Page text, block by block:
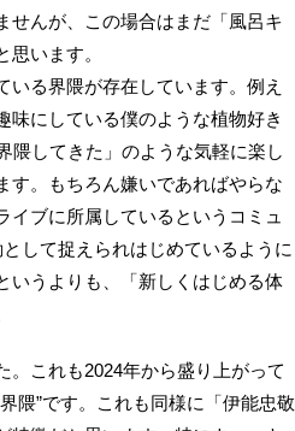
せんが、この場合はまだ「風呂キ
います。
る界隈が存在しています。例え
味にしている僕のような植物好き
隈してきた」のような気軽に楽し
す。もちろん嫌いであればやらな
ブに所属しているというコミュ
して捉えられはじめているように
いうよりも、「新しくはじめる体
これも2024年から盛り上がって
隈”です。これも同様に「伊能忠敬